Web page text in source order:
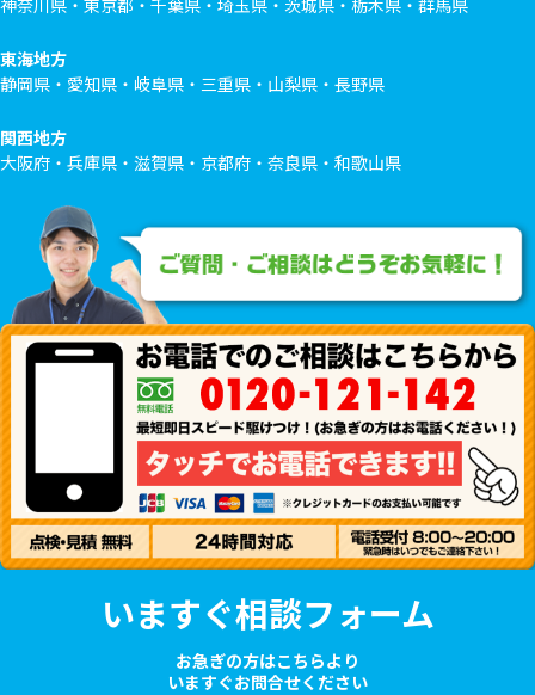
神奈川県・東京都・千葉県・埼玉県・茨城県・栃木県・群馬県
東海地方
静岡県・愛知県・岐阜県・三重県・山梨県・長野県
関西地方
大阪府・兵庫県・滋賀県・京都府・奈良県・和歌山県
いますぐ相談フォーム
お急ぎの方はこちらより
いますぐお問合せください